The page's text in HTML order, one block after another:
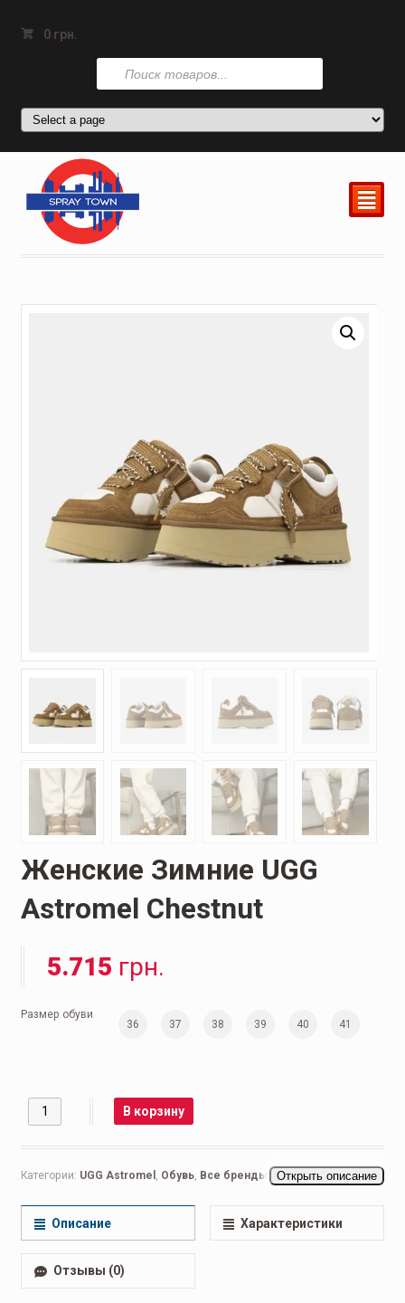
0 грн.
Поиск
товаров
²
Женские Зимние UGG
Astromel Chestnut
5.715 грн.
Размер обуви
36 37 38 39 40 41
Количество В корзину
Категории: UGG Astromel Обувь, Все бренды , UGG,Женская
Открыть описание
Описание Характеристики
Отзывы (0)